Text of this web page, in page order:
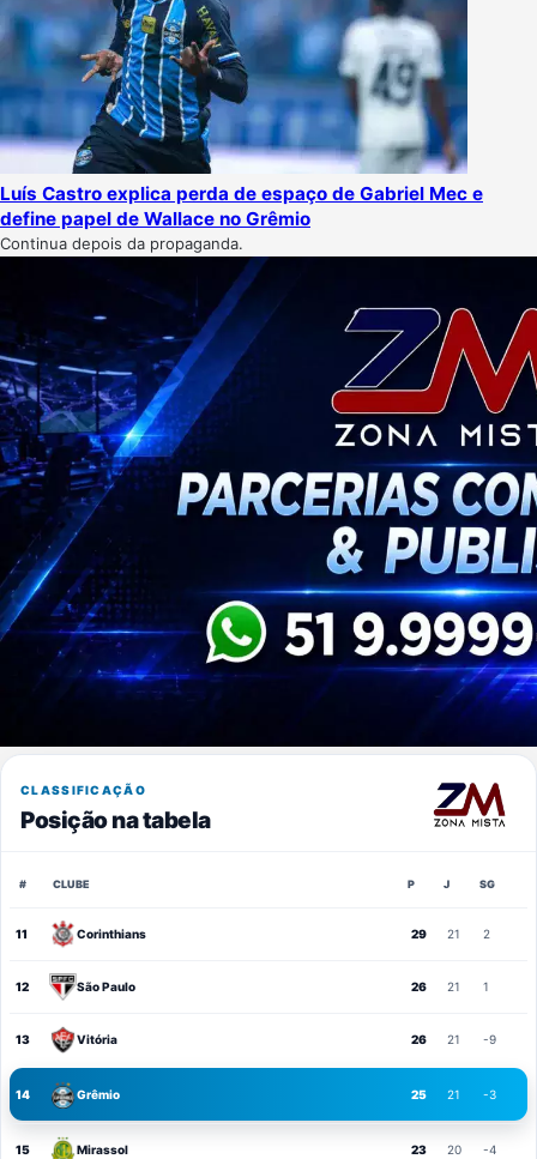
Luís Castro explica perda de espaço de Gabriel Mec e
define papel de Wallace no Grêmio
Continua depois da propaganda.
CLASSIFICAÇÃO
Posição na tabela
# CLUBE P J SG
11 Corinthians 29 21 2
12 São Paulo 26 21 1
13 Vitória 26 21 -9
14 Grêmio 25 21 -3
15 Mirassol 23 20 -4